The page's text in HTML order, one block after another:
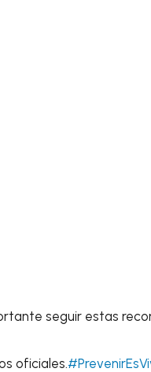
seguir estas
oficiales.